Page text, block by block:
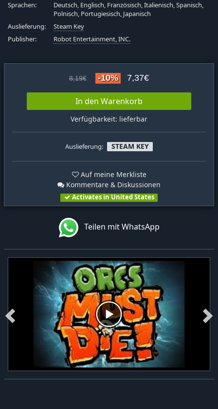
Sprachen:
Deutsch, Englisch, Französisch, Italienisch, Spanisch,
Polnisch, Portugiesisch, Japanisch
Auslieferung:
Steam Key
Publisher:
Robot Entertainment, INC.
8,19€ -10% 7,37€
In den Warenkorb
Verfügbarkeit: lieferbar
Auslieferung: STEAM KEY
Auf meine Merkliste
Kommentare & Diskussionen
Activates in United States
Teilen mit WhatsApp